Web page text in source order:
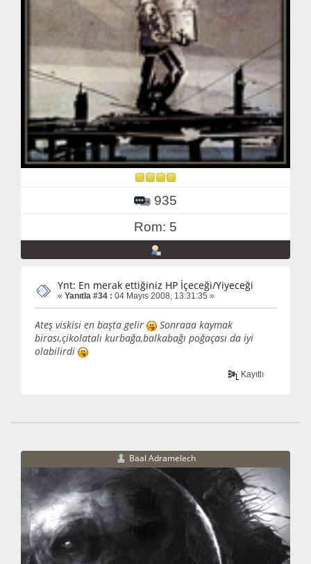
935
Rom: 5
Ynt: En merak ettiğiniz HP İçeceği/Yiyeceği
« Yanıtla #34 : 04 Mayıs 2008, 13:31:35 »
Ateş viskisi en başta gelir
Sonraaa kaymak
birası,çikolatalı kurbağa,balkabağı poğaçası da iyi
olabilirdi
Kayıtlı
Baal Adramelech